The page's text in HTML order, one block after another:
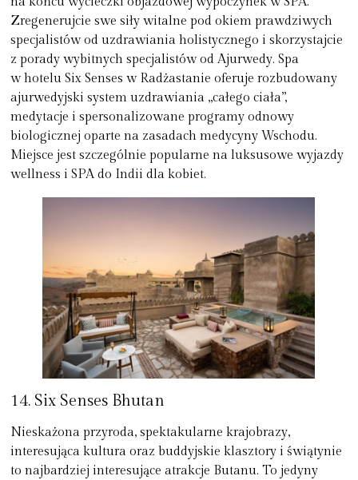
Zregenerujcie swe siły witalne pod okiem prawdziwych
specjalistów od uzdrawiania holistycznego i skorzystajcie
z porady wybitnych specjalistów od Ajurwedy. Spa
w hotelu Six Senses w Radżastanie oferuje rozbudowany
ajurwedyjski system uzdrawiania „całego ciała”,
medytacje i spersonalizowane programy odnowy
biologicznej oparte na zasadach medycyny Wschodu.
Miejsce jest szczególnie popularne na luksusowe wyjazdy
wellness i SPA do Indii dla kobiet.
14. Six Senses Bhutan
Nieskażona przyroda, spektakularne krajobrazy,
interesująca kultura oraz buddyjskie klasztory i świątynie
to najbardziej interesujące atrakcje Butanu. To jedyny